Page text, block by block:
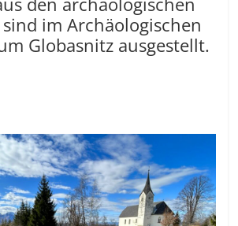
im Archäologischen
Globasnitz ausgestellt.